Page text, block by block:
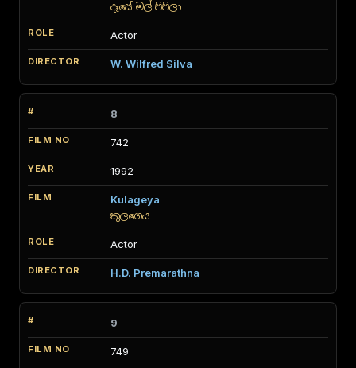
දෑසේ මල් පිපිලා
Actor
W. Wilfred Silva
8
742
1992
Kulageya
කුලගෙය
Actor
H.D. Premarathna
9
749